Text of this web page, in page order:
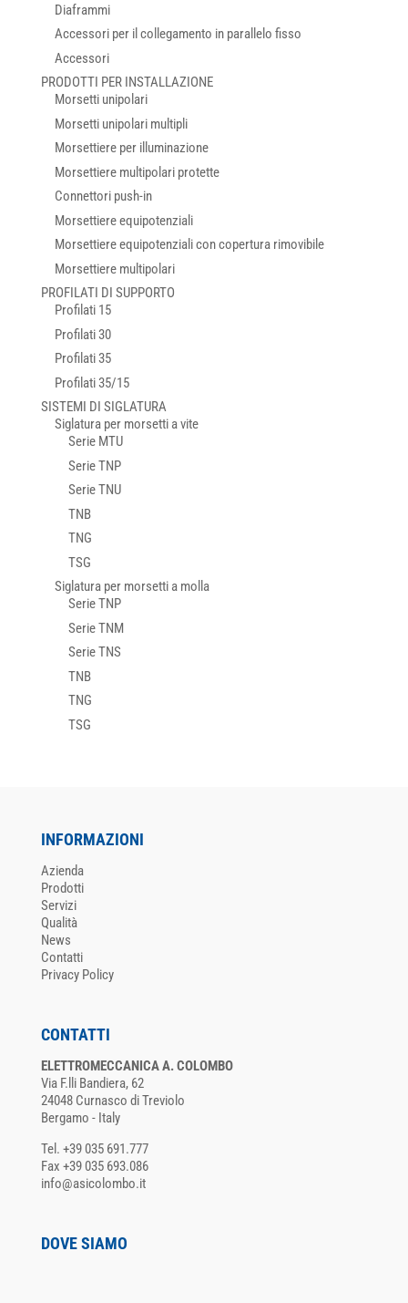
Diaframmi
Accessori per il collegamento in parallelo fisso
Accessori
PRODOTTI PER INSTALLAZIONE
Morsetti unipolari
Morsetti unipolari multipli
Morsettiere per illuminazione
Morsettiere multipolari protette
Connettori push-in
Morsettiere equipotenziali
Morsettiere equipotenziali con copertura rimovibile
Morsettiere multipolari
PROFILATI DI SUPPORTO
Profilati 15
Profilati 30
Profilati 35
Profilati 35/15
SISTEMI DI SIGLATURA
Siglatura per morsetti a vite
Serie MTU
Serie TNP
Serie TNU
TNB
TNG
TSG
Siglatura per morsetti a molla
Serie TNP
Serie TNM
Serie TNS
TNB
TNG
TSG
INFORMAZIONI
Azienda
Prodotti
Servizi
Qualità
News
Contatti
Privacy Policy
CONTATTI
ELETTROMECCANICA A. COLOMBO
Via F.lli Bandiera, 62
24048 Curnasco di Treviolo
Bergamo - Italy
Tel. +39 035 691.777
Fax +39 035 693.086
info@asicolombo.it
DOVE SIAMO